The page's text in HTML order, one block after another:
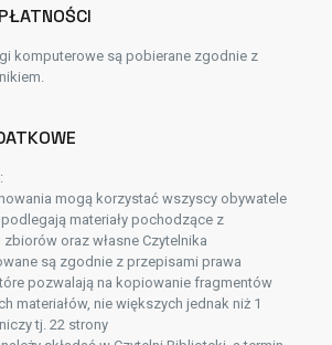
komputerowe są pobierane zgodnie z
mogą korzystać wszyscy obywatele
materiały pochodzące z
oraz własne Czytelnika
są zgodnie z przepisami prawa
pozwalają na kopiowanie fragmentów
materiałów, nie większych jednak niż 1
tj. 22 strony